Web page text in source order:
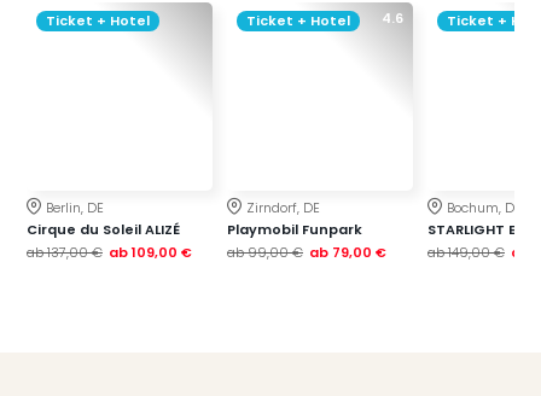
Ticket + Hotel
Berlin, DE
Cirque du Soleil ALIZÉ
ab137,00 € ab109,00 €
4.6
Ticket + Hotel
Zirndorf, DE
Playmobil Funpark
ab99,00 € ab 79,00 €
Ticket +
Bochum, DE
STARLIGHT
ab149,00 € ab